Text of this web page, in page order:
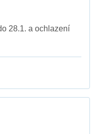
28.1. a ochlazení